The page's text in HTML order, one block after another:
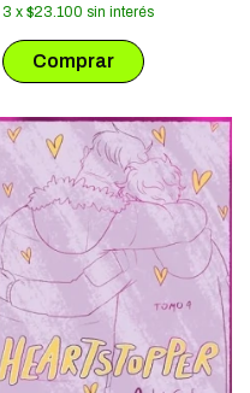
3 x $23.100 sin interés